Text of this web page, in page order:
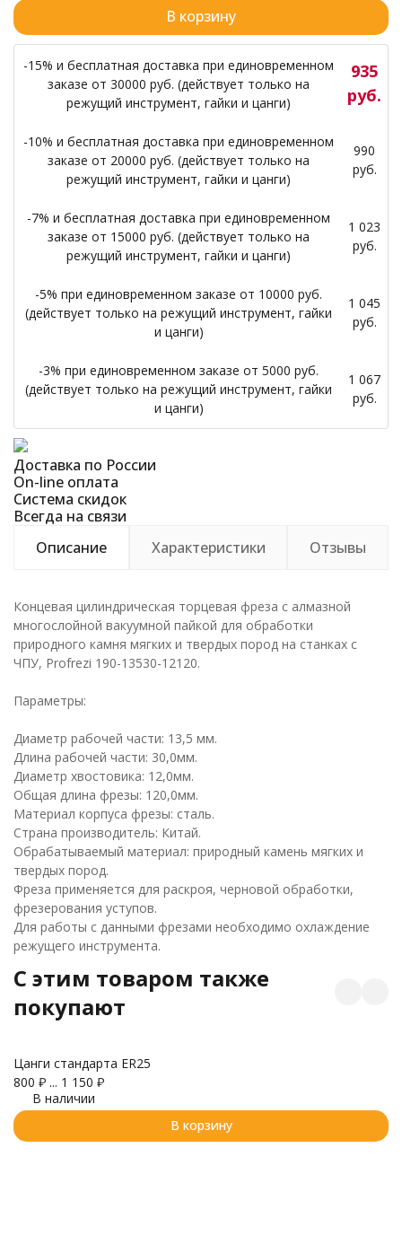
В корзину
-15% и бесплатная доставка при единовременном
заказе от 30000 руб. (действует только на
режущий инструмент, гайки и цанги)
935
руб.
-10% и бесплатная доставка при единовременном
заказе от 20000 руб. (действует только на
режущий инструмент, гайки и цанги)
990
руб.
-7% и бесплатная доставка при единовременном
заказе от 15000 руб. (действует только на
режущий инструмент, гайки и цанги)
1 023
руб.
-5% при единовременном заказе от 10000 руб.
(действует только на режущий инструмент, гайки
и цанги)
1 045
руб.
-3% при единовременном заказе от 5000 руб.
(действует только на режущий инструмент, гайки
и цанги)
1 067
руб.
Доставка по России
On-line оплата
Система скидок
Всегда на связи
Описание
Характеристики Отзывы
Концевая цилиндрическая торцевая фреза с алмазной
многослойной вакуумной пайкой для обработки
природного камня мягких и твердых пород на станках с
ЧПУ, Profrezi 190-13530-12120.
Параметры:
Диаметр рабочей части: 13,5 мм.
Длина рабочей части: 30,0мм.
Диаметр хвостовика: 12,0мм.
Общая длина фрезы: 120,0мм.
Материал корпуса фрезы: сталь.
Страна производитель: Китай.
Обрабатываемый материал: природный камень мягких и
твердых пород.
Фреза применяется для раскроя, черновой обработки,
фрезерования уступов.
Для работы с данными фрезами необходимо охлаждение
режущего инструмента.
C этим товаром также
покупают
Цанги стандарта ER25
800 ₽ ... 1 150 ₽
В наличии
В корзину